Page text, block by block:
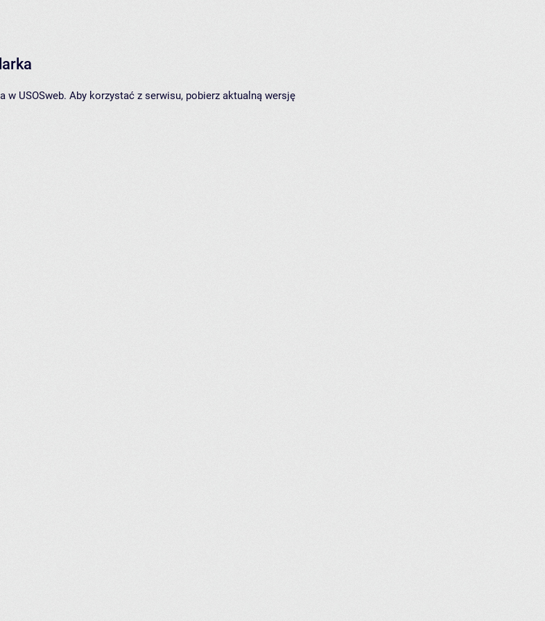
w USOSweb. Aby korzystać z serwisu, pobierz aktualną wersję